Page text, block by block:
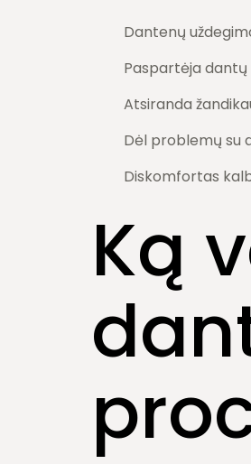
Dantenų
Paspartėja dantų
Atsiranda
Dėl problemų su
Diskomfortas
Ką